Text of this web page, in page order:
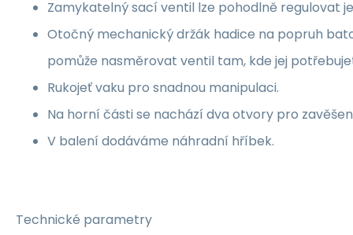
Zamykatelný sací ventil lze pohodlně regulovat
Otočný mechanický držák hadice na popruh
pomůže nasměrovat ventil tam, kde jej
Rukojeť vaku pro snadnou manipulaci.
Na horní části se nachází dva otvory pro
V balení dodáváme náhradní hříbek.
Technické parametry